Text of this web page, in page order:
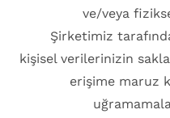
ve/veya
Şirketimiz
kişisel verilerinizin
erişime maruz